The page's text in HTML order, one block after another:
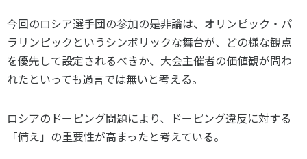
今回のロシア選手団の参加の是非論は、 オリンピック・パ
ラリンピックというシンボリックな舞台が、 どの様な観点
を優先して設定されるべきか、 大会主催者の価値観が問わ
れたといっても過言では無いと考える。
ロシアのドーピング問題により、ドーピング違反に対する
「備え」の重要性が高まったと考えている。